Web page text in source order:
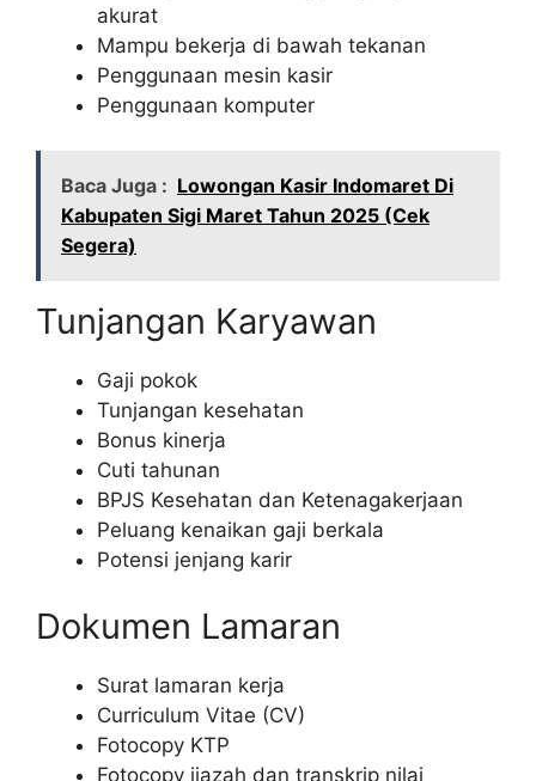
akurat
Mampu bekerja di bawah tekanan
Penggunaan mesin kasir
Penggunaan komputer
Baca Juga : Lowongan Kasir Indomaret Di
Kabupaten Sigi Maret Tahun 2025 (Cek
Segera)
Tunjangan Karyawan
Gaji pokok
Tunjangan kesehatan
Bonus kinerja
Cuti tahunan
BPJS Kesehatan dan Ketenagakerjaan
Peluang kenaikan gaji berkala
Potensi jenjang karir
Dokumen Lamaran
Surat lamaran kerja
Curriculum Vitae (CV)
Fotocopy KTP
Fotocopy ijazah dan transkrip nilai